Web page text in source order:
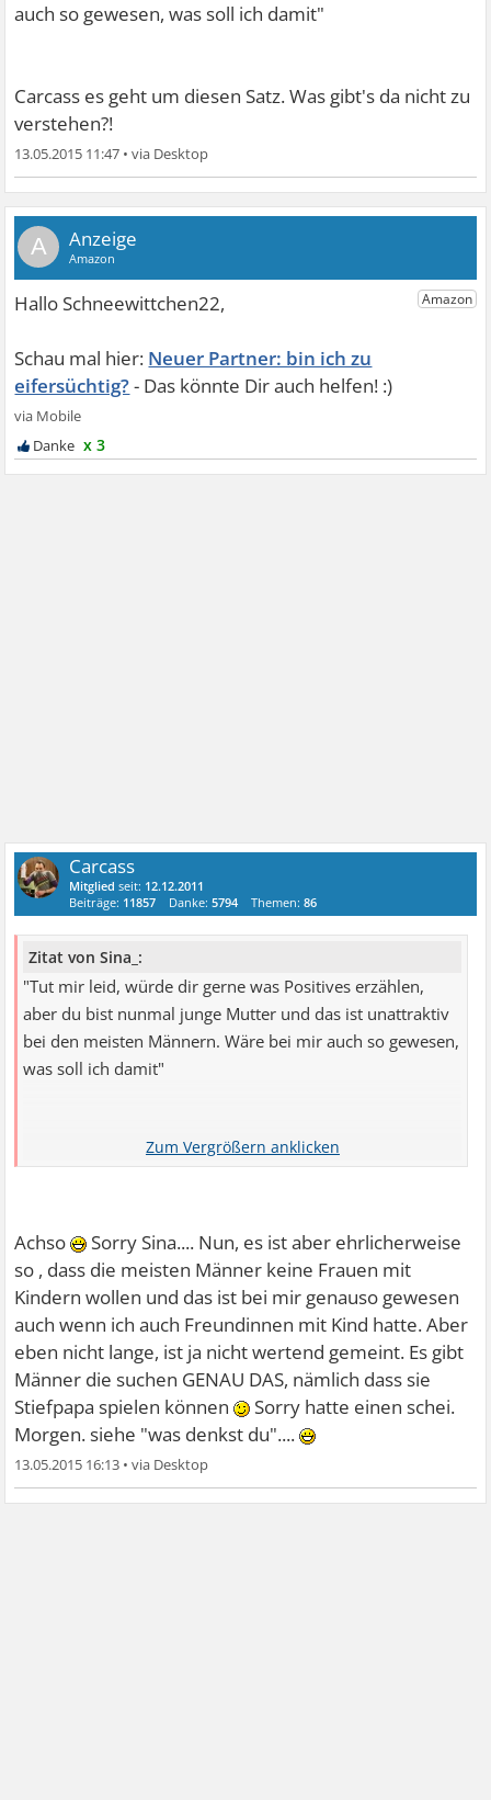
auch so gewesen, was soll ich damit"
Carcass es geht um diesen Satz. Was gibt's da nicht zu
verstehen?!
13.05.2015 11:47 •
A
Neuer Partner: bin ich zu
eifersüchtig?
x 3
Carcass
Mitglied seit: 12.12.2011
Beiträge: 11857 Danke:5794 Themen:86
Zitat von Sina_:
"Tut mir leid, würde dir gerne was Positives erzählen,
aber du bist nunmal junge Mutter und das ist unattraktiv
bei den meisten Männern. Wäre bei mir auch so gewesen,
was soll ich damit"
Carcass es geht um diesen Satz. Was gibt's da nicht zu
Achso
Sorry Sina.... Nun, es ist aber ehrlicherweise
so , dass die meisten Männer keine Frauen mit
Kindern wollen und das ist bei mir genauso gewesen
auch wenn ich auch Freundinnen mit Kind hatte. Aber
eben nicht lange, ist ja nicht wertend gemeint. Es gibt
Männer die suchen GENAU DAS, nämlich dass sie
Stiefpapa spielen können
Sorry hatte einen schei.
Morgen. siehe "was denkst du"....
13.05.2015 16:13 •